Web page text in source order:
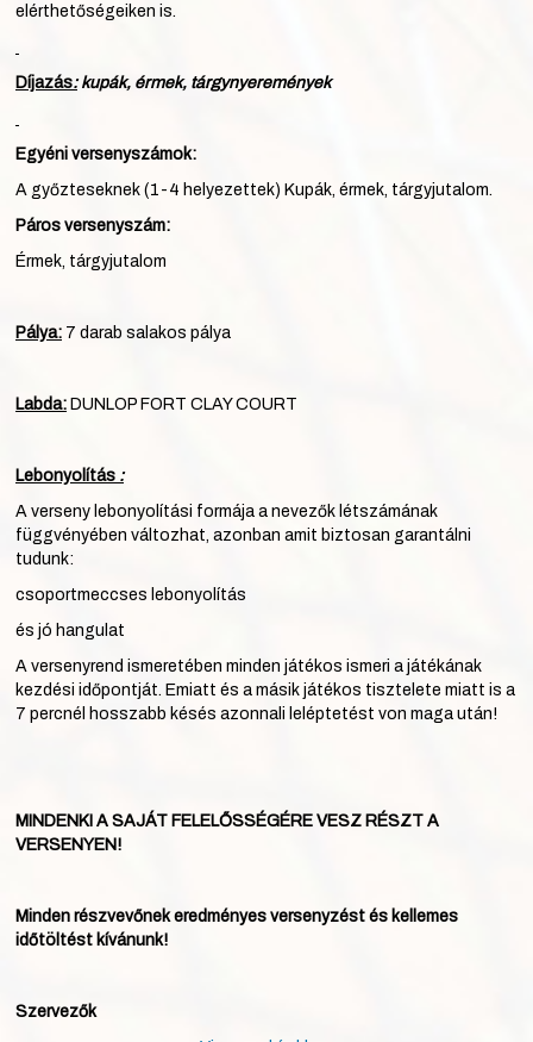
elérthetőségeiken is.
Díjazás:kupák, érmek, tárgynyeremények
Egyéni versenyszámok:
A győzteseknek (1-4 helyezettek) Kupák, érmek, tárgyjutalom.
Páros versenyszám:
Érmek, tárgyjutalom
Pálya: 7 darab salakos pálya
Labda: DUNLOP FORT CLAY COURT
Lebonyolítás :
A verseny lebonyolítási formája a nevezők létszámának
függvényében változhat, azonban amit biztosan garantálni
tudunk:
csoportmeccses lebonyolítás
és jó hangulat
A versenyrend ismeretében minden játékos ismeri a játékának
kezdési időpontját. Emiatt és a másik játékos tisztelete miatt is a
7 percnél hosszabb késés azonnali leléptetést von maga után!
MINDENKI A SAJÁT FELELŐSSÉGÉRE VESZ RÉSZT A
VERSENYEN!
Minden részvevőnek eredményes versenyzést és kellemes
időtöltést kívánunk!
Szervezők